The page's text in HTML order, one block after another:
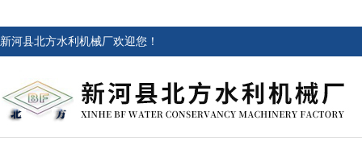
新河县北方水利机械厂欢迎您！